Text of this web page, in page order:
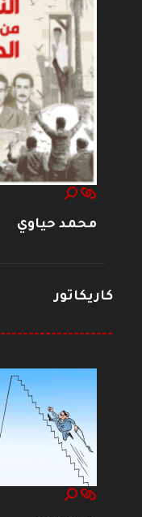
محمد حياوي
كاريكاتور
--------------------